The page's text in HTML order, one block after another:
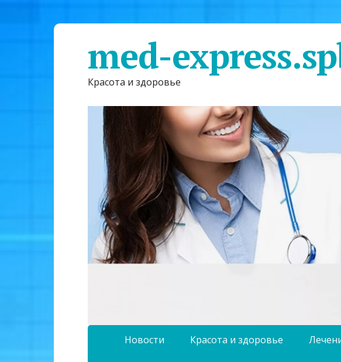
med-
Красота и здоровье
Новости Красота и здоровье